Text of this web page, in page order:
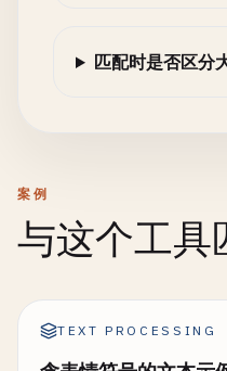
匹配时是否区分
案例
与这个工具
TEXT PROCESSING